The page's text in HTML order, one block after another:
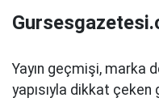
Yayın geçmişi, marka
yapısıyla dikkat